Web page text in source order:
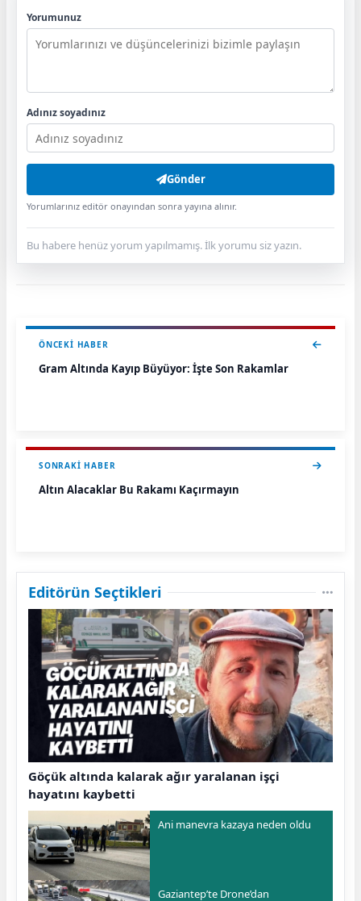
Yorumunuz
Adınız soyadınız
Gönder
Yorumlarınız editör onayından sonra yayına alınır.
Bu habere henüz yorum yapılmamış. İlk yorumu siz yazın.
ÖNCEKI HABER
Gram Altında Kayıp Büyüyor: İşte Son Rakamlar
SONRAKI HABER
Altın Alacaklar Bu Rakamı Kaçırmayın
Editörün Seçtikleri
Göçük altında kalarak ağır yaralanan işçi
hayatını kaybetti
Ani manevra kazaya neden oldu
Gaziantep’te Drone’dan